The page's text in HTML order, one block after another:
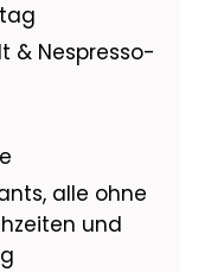
& Nespresso-
alle ohne
und